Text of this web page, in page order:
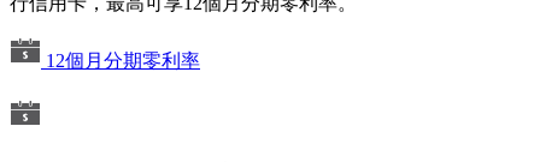
12個月分期零利率